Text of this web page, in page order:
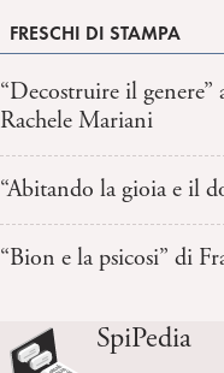
FRESCHI DI STAMPA
“Decostruire il
Rachele Mariani
“Abitando la gioia e il
“Bion e la psicosi” di
SpiPedia